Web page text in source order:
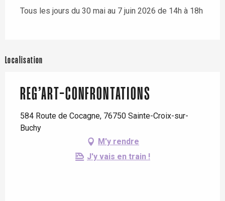
Tous les jours du 30 mai au 7 juin 2026 de 14h à 18h
Localisation
REG’ART-CONFRONTATIONS
584 Route de Cocagne, 76750 Sainte-Croix-sur-
Buchy
M'y rendre
J'y vais en train !